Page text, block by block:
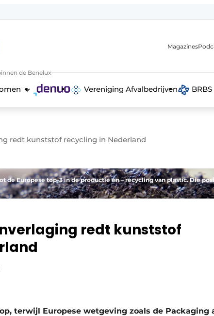
de Benelux
Magazines
Vereniging Afvalbedrijven
redt kunststof recycling in Nederland
de Europese top-3 in de productie en – recycling van plastic. Die
redt kunststof
terwijl Europese wetgeving zoals de Packaging